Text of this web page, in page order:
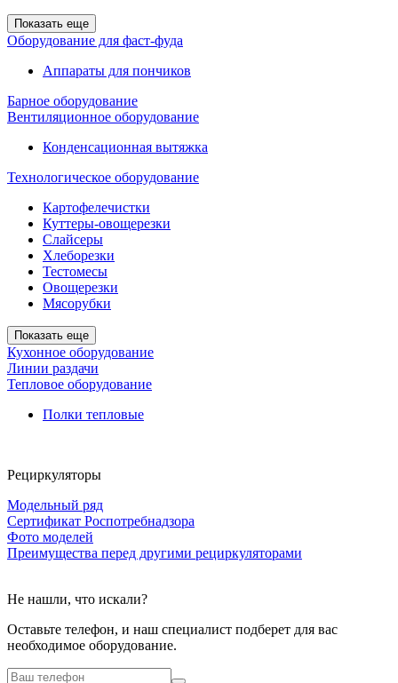
Показать еще
Оборудование для фаст-фуда
Аппараты для пончиков
Барное оборудование
Вентиляционное оборудование
Конденсационная вытяжка
Технологическое оборудование
Картофелечистки
Куттеры-овощерезки
Слайсеры
Хлеборезки
Тестомесы
Овощерезки
Мясорубки
Показать еще
Кухонное оборудование
Линии раздачи
Тепловое оборудование
Полки тепловые
Рециркуляторы
Модельный ряд
Сертификат Роспотребнадзора
Фото моделей
Преимущества перед другими рециркуляторами
Не нашли, что искали?
Оставьте телефон, и наш специалист подберет для вас
необходимое оборудование.